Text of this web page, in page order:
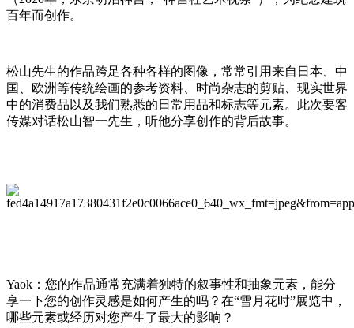
百年而创作。
松山先生的作品跨足各种各样的图像， 常常引用来自日本、中
国、欧洲等传统绘画的参考资料
时尚杂志的剪贴
现实世界
中的消费品以及我们熟悉的日常用品和标志等元素。 此次要客
传媒对话松山智一先生 ，听他分享创作的背后故事。
Yaok ：您的作品通常充满着独特的叙事性和抽象元素，能分
享一下您的创作灵感是如何产生的吗？在“雪月花时”展览中，
哪些元素或经历对您产生了最大的影响？